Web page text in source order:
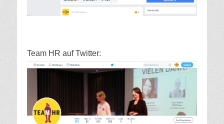
Team HR auf Twitter: